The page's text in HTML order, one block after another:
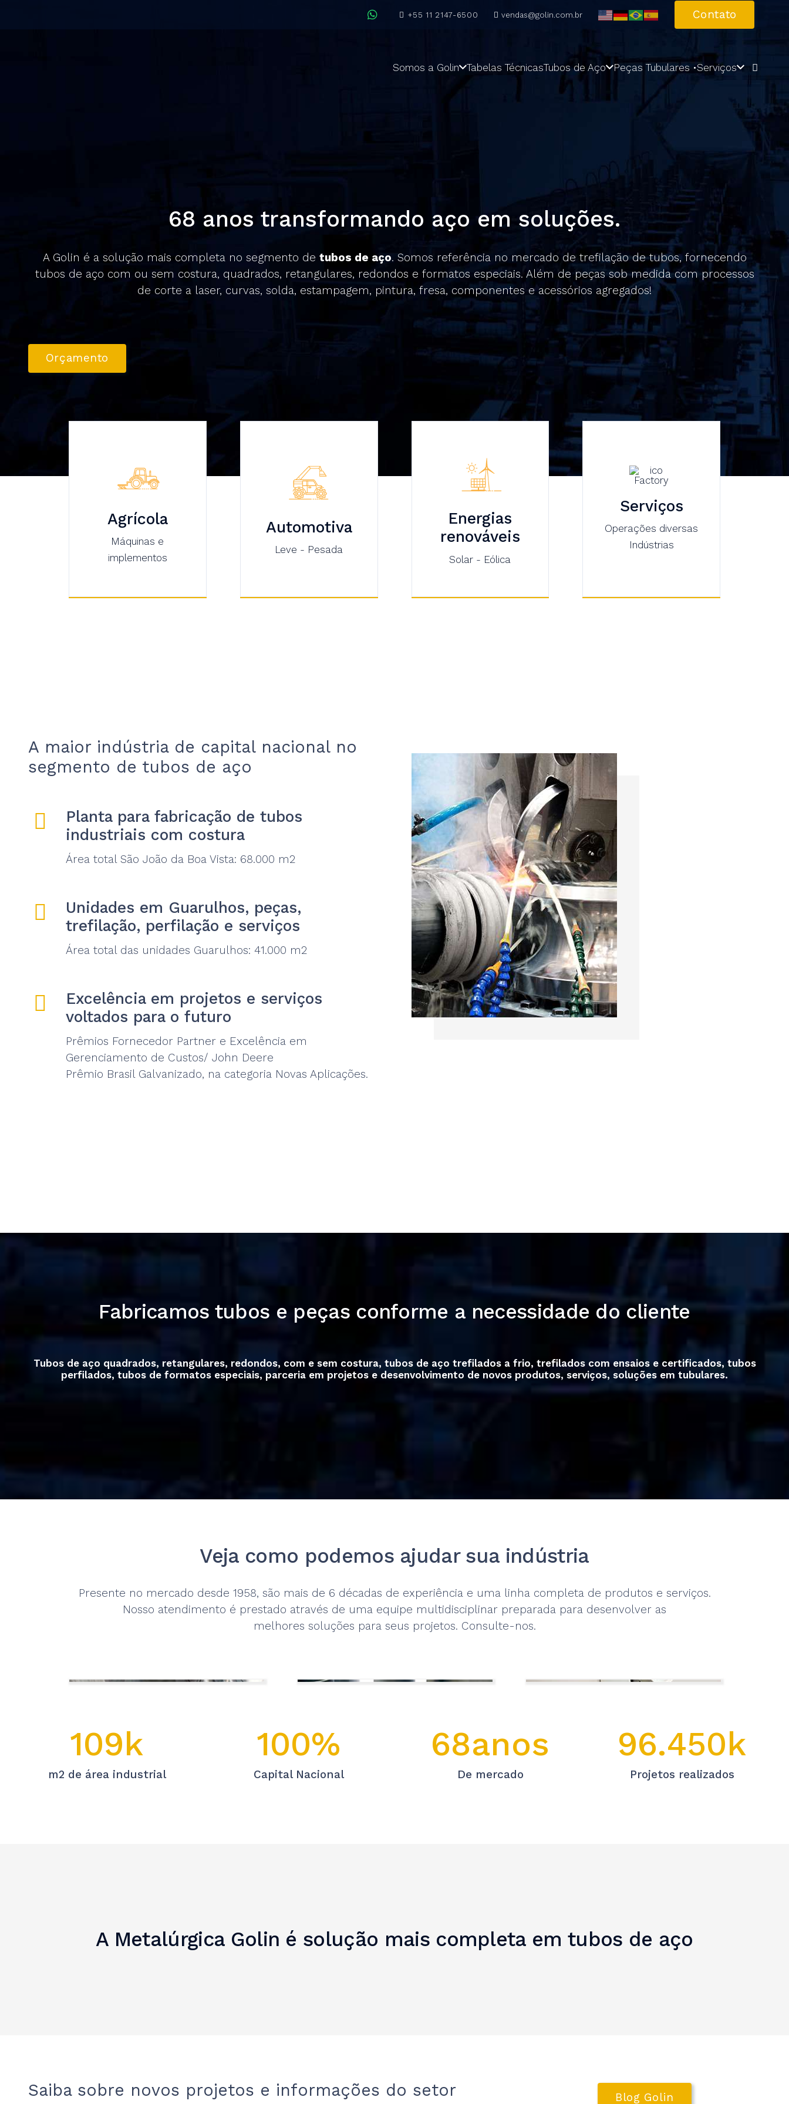
+55 11 2147-6500 vendas@golin.com.br Contato
Somos a Golin Tabelas TécnicasTubos de Aço Peças Tubulares •Serviços
68 anos transformando aço em soluções.
A Golin é a solução mais completa no segmento de tubos de aço. Somos referência no mercado de trefilação de tubos, fornecendo
tubos de aço com ou sem costura, quadrados, retangulares, redondos e formatos especiais. Além de peças sob medida com processos
de corte a laser, curvas, solda, estampagem, pintura, fresa, componentes e acessórios agregados!
Orçamento
Agrícola
Máquinas e
implementos
Automotiva
Leve - Pesada
Energias
renováveis
Solar - Eólica
Serviços
Operações diversas
Indústrias
A maior indústria de capital nacional no
segmento de tubos de aço
Planta para fabricação de tubos
industriais com costura
Área total São João da Boa Vista: 68.000 m2
Unidades em Guarulhos, peças,
trefilação, perfilação e serviços
Área total das unidades Guarulhos: 41.000 m2
Excelência em projetos e serviços
voltados para o futuro
Prêmios Fornecedor Partner e Excelência em
Gerenciamento de Custos/ John Deere
Prêmio Brasil Galvanizado, na categoria Novas Aplicações.
Fabricamos tubos e peças conforme a necessidade do cliente
Tubos de aço quadrados, retangulares, redondos, com e sem costura, tubos de aço trefilados a frio, trefilados com ensaios e certificados, tubos
perfilados, tubos de formatos especiais, parceria em projetos e desenvolvimento de novos produtos, serviços, soluções em tubulares.
Veja como podemos ajudar sua indústria
Presente no mercado desde 1958, são mais de 6 décadas de experiência e uma linha completa de produtos e serviços.
Nosso atendimento é prestado através de uma equipe multidisciplinar preparada para desenvolver as
melhores soluções para seus projetos. Consulte-nos.
109k
m2 de área industrial
100%
Capital Nacional
68anos
De mercado
96.450k
Projetos realizados
A Metalúrgica Golin é solução mais completa em tubos de aço
Saiba sobre novos projetos e informações do setor Blog Golin